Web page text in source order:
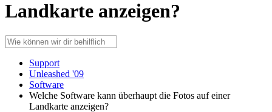
Landkarte anzeigen?
Support
Unleashed '09
Software
Welche Software kann überhaupt die Fotos auf einer
Landkarte anzeigen?